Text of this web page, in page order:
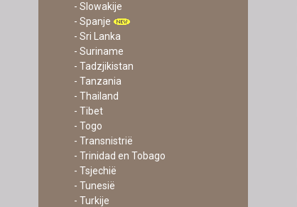
- Slowakije
- Spanje
- Sri Lanka
- Suriname
- Tadzjikistan
- Tanzania
- Thailand
- Tibet
- Togo
- Transnistrië
- Trinidad en Tobago
- Tsjechië
- Tunesië
- Turkije